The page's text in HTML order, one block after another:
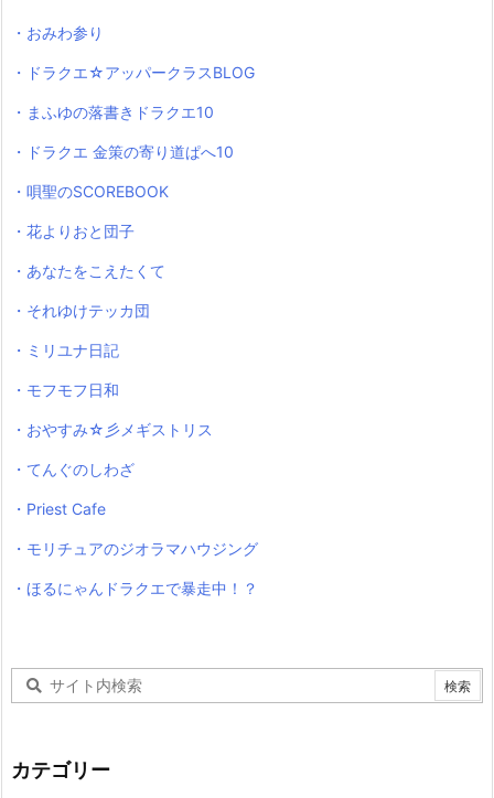
・おみわ参り
・ドラクエ☆アッパークラスBLOG
・まふゆの落書きドラクエ10
・ドラクエ 金策の寄り道ぱへ10
・唄聖のSCOREBOOK
・花よりおと団子
・あなたをこえたくて
・それゆけテッカ団
・ミリユナ日記
・モフモフ日和
・おやすみ☆彡メギストリス
・てんぐのしわざ
・Priest Cafe
・モリチュアのジオラマハウジング
・ほるにゃんドラクエで暴走中！？
カテゴリー